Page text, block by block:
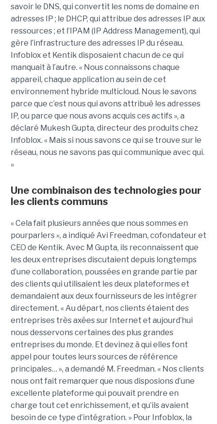
savoir le DNS, qui convertit les noms de domaine en
adresses IP ; le DHCP, qui attribue des adresses IP aux
ressources ; et l’IPAM (IP Address Management), qui
gère l’infrastructure des adresses IP du réseau.
Infoblox et Kentik disposaient chacun de ce qui
manquait à l’autre. « Nous connaissons chaque
appareil, chaque application au sein de cet
environnement hybride multicloud. Nous le savons
parce que c’est nous qui avons attribué les adresses
IP, ou parce que nous avons acquis ces actifs », a
déclaré Mukesh Gupta, directeur des produits chez
Infoblox. « Mais si nous savons ce qui se trouve sur le
réseau, nous ne savons pas qui communique avec qui.
»
Une combinaison des technologies pour
les clients communs
« Cela fait plusieurs années que nous sommes en
pourparlers », a indiqué Avi Freedman, cofondateur et
CEO de Kentik. Avec M Gupta, ils reconnaissent que
les deux entreprises discutaient depuis longtemps
d’une collaboration, poussées en grande partie par
des clients qui utilisaient les deux plateformes et
demandaient aux deux fournisseurs de les intégrer
directement. « Au départ, nos clients étaient des
entreprises très axées sur Internet et aujourd’hui
nous desservons certaines des plus grandes
entreprises du monde. Et devinez à qui elles font
appel pour toutes leurs sources de référence
principales… », a demandé M. Freedman. « Nos clients
nous ont fait remarquer que nous disposions d’une
excellente plateforme qui pouvait prendre en
charge tout cet enrichissement, et qu’ils avaient
besoin de ce type d’intégration. » Pour Infoblox, la